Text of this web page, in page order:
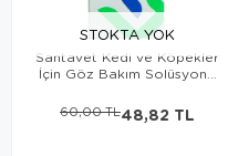
STOKTA YOK
Santavet Kedi ve Köpekler
İçin Göz Bakım Solüsyonu
48,82 TL
60,00 TL